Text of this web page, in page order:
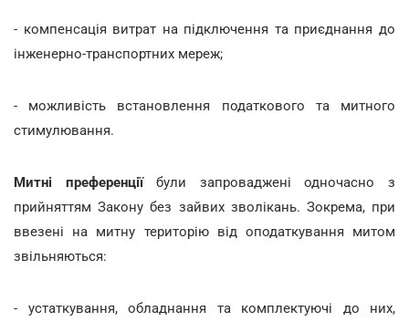
- компенсація витрат на підключення та приєднання до
інженерно-транспортних мереж;
- можливість встановлення податкового та митного
стимулювання.
Митні преференціїбули запроваджені одночасно з
прийняттям Закону без зайвих зволікань. Зокрема, при
ввезені на митну територію від оподаткування митом
звільняються:
- устаткування, обладнання та комплектуючі до них,